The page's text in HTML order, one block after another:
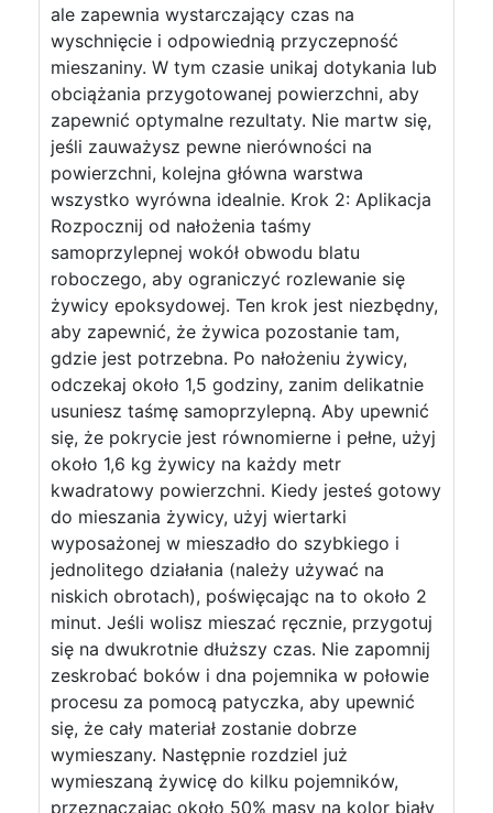
ale zapewnia wystarczający czas na
wyschnięcie i odpowiednią przyczepność
mieszaniny. W tym czasie unikaj dotykania lub
obciążania przygotowanej powierzchni, aby
zapewnić optymalne rezultaty. Nie martw się,
jeśli zauważysz pewne nierówności na
powierzchni, kolejna główna warstwa
wszystko wyrówna idealnie. Krok 2: Aplikacja
Rozpocznij od nałożenia taśmy
samoprzylepnej wokół obwodu blatu
roboczego, aby ograniczyć rozlewanie się
żywicy epoksydowej. Ten krok jest niezbędny,
aby zapewnić, że żywica pozostanie tam,
gdzie jest potrzebna. Po nałożeniu żywicy,
odczekaj około 1,5 godziny, zanim delikatnie
usuniesz taśmę samoprzylepną. Aby upewnić
się, że pokrycie jest równomierne i pełne, użyj
około 1,6 kg żywicy na każdy metr
kwadratowy powierzchni. Kiedy jesteś gotowy
do mieszania żywicy, użyj wiertarki
wyposażonej w mieszadło do szybkiego i
jednolitego działania (należy używać na
niskich obrotach), poświęcając na to około 2
minut. Jeśli wolisz mieszać ręcznie, przygotuj
się na dwukrotnie dłuższy czas. Nie zapomnij
zeskrobać boków i dna pojemnika w połowie
procesu za pomocą patyczka, aby upewnić
się, że cały materiał zostanie dobrze
wymieszany. Następnie rozdziel już
wymieszaną żywicę do kilku pojemników,
przeznaczając około 50% masy na kolor biały